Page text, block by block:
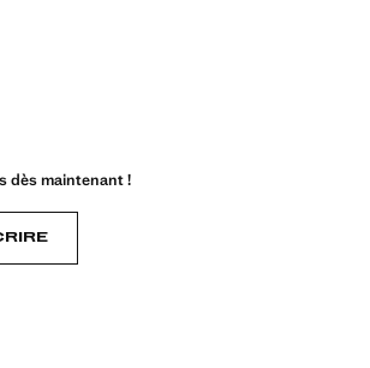
dès maintenant !